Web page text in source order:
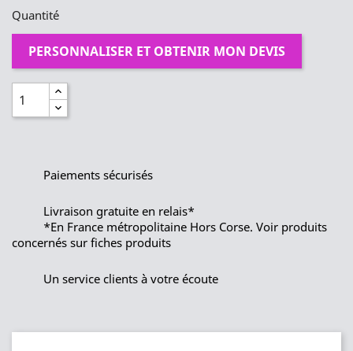
Quantité
PERSONNALISER ET OBTENIR MON DEVIS
Paiements sécurisés
Livraison gratuite en relais*
*En France métropolitaine Hors Corse. Voir produits
concernés sur fiches produits
Un service clients à votre écoute